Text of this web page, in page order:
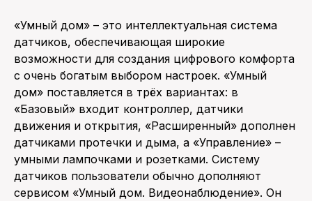
«Умный дом» – это интеллектуальная система
датчиков, обеспечивающая широкие
возможности для создания цифрового комфорта
с очень богатым выбором настроек. «Умный
дом» поставляется в трёх вариантах: в
«Базовый» входит контроллер, датчики
движения и открытия, «Расширенный» дополнен
датчиками протечки и дыма, а «Управление» –
умными лампочками и розетками. Систему
датчиков пользователи обычно дополняют
сервисом «Умный дом. Видеонаблюдение». Он